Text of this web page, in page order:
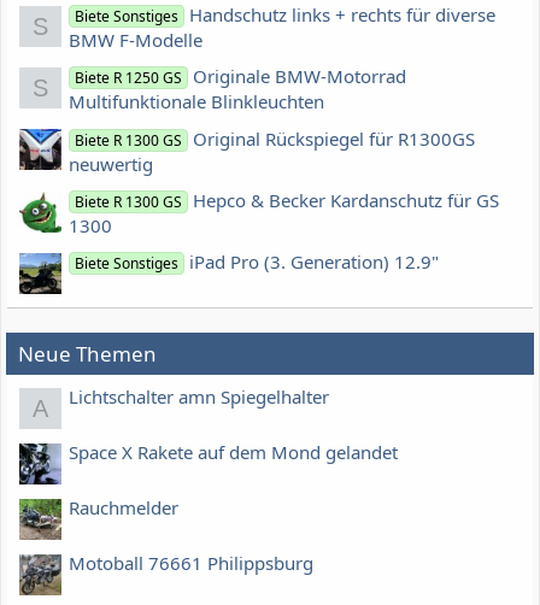
S Biete Sonstiges Handschutz links + rechts für diverse
BMW F-Modelle
S Biete R 1250 GS
Originale BMW-Motorrad
Multifunktionale Blinkleuchten
Biete R 1300 GS
Original Rückspiegel für R1300GS
neuwertig
Biete R 1300 GS
Hepco & Becker Kardanschutz für GS
1300
Biete Sonstiges iPad Pro (3. Generation) 12.9"
Neue Themen
A Lichtschalter amn Spiegelhalter
Space X Rakete auf dem Mond gelandet
Rauchmelder
Motoball 76661 Philippsburg